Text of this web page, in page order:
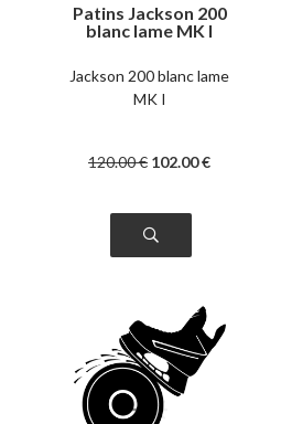
Patins Jackson 200
blanc lame MK I
Jackson 200 blanc lame
MK I
120.00€ 102.00€